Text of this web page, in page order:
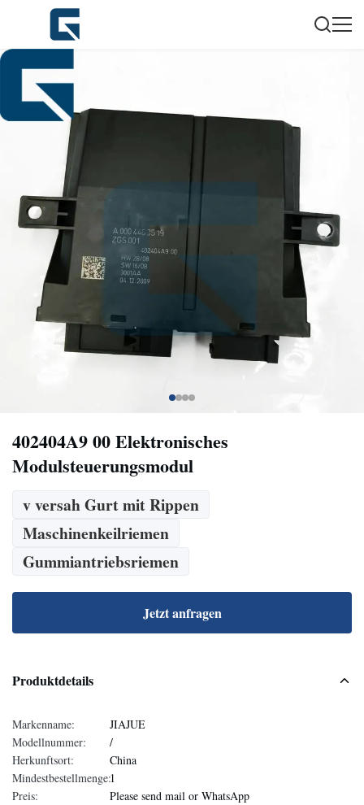
402404A9 00 Elektronisches
Modulsteuerungsmodul
v versah Gurt mit Rippen
Maschinenkeilriemen
Gummiantriebsriemen
Jetzt anfragen
Produktdetails
Markenname:
JIAJUE
Modellnummer:
/
Herkunftsort:
China
Mindestbestellmenge:1
Preis:
Please send mail or WhatsApp